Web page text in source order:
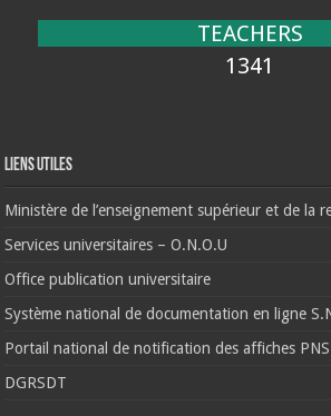
TEACHERS
1341
Liens Utiles
Ministère de l’enseignement supérieur et de la
Services universitaires – O.N.O.U
Office publication universitaire
Système national de documentation en ligne
Portail national de notification des affiches
DGRSDT